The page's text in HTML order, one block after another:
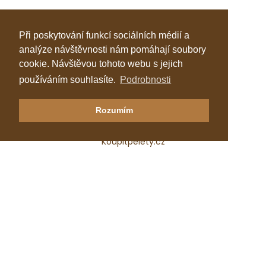
Při poskytování funkcí sociálních médií a
analýze návštěvnosti nám pomáhají soubory
cookie. Návštěvou tohoto webu s jejich
používáním souhlasíte. Podrobnosti
Rozumím
Klastr Česká peleta
Katalog topenářů
Koupitpelety.cz